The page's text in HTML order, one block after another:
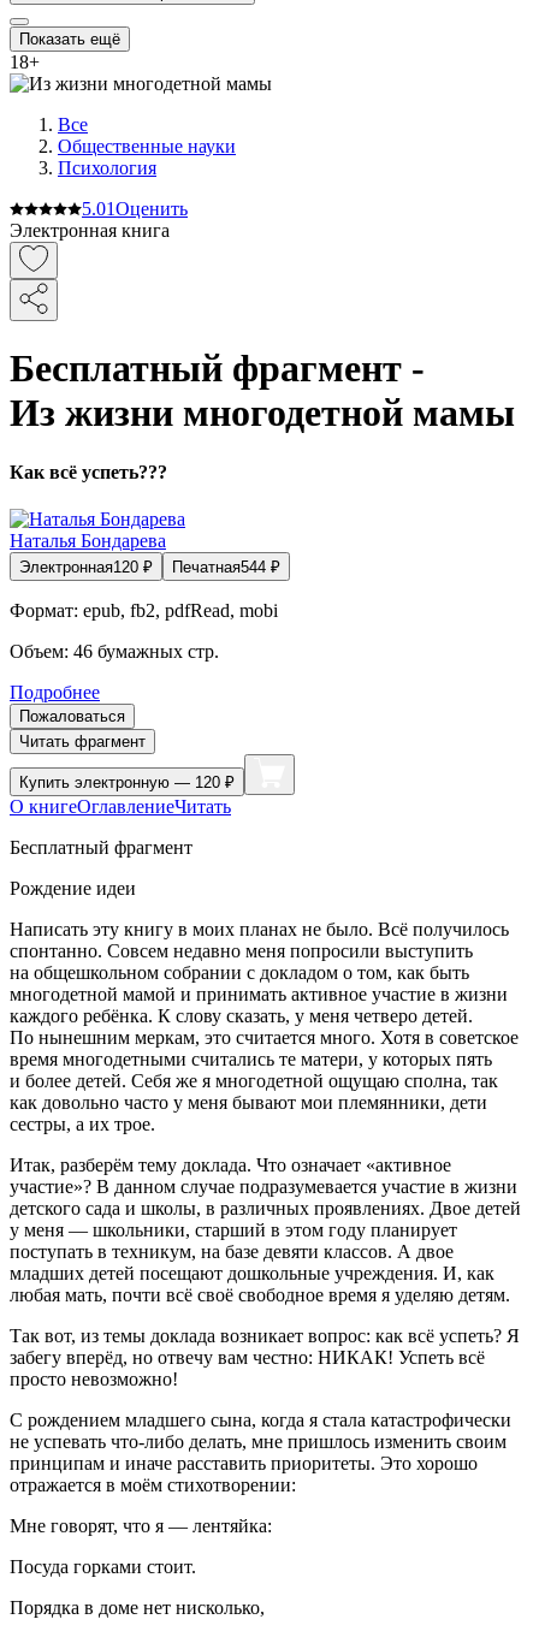
Показать ещё
18+
Все
Общественные науки
Психология
5.01Оценить
Электронная книга
Бесплатный фрагмент -
Из жизни многодетной мамы
Как всё успеть???
Наталья Бондарева
Электронная120 ₽ Печатная544 ₽
Формат: epub, fb2, pdfRead, mobi
Объем: 46 бумажных стр.
Подробнее
Пожаловаться
Читать фрагмент
Купить электронную — 120 ₽
О книгеОглавлениеЧитать
Бесплатный фрагмент
Рождение идеи
Написать эту книгу в моих планах не было. Всё получилось
спонтанно. Совсем недавно меня попросили выступить
на общешкольном собрании с докладом о том, как быть
многодетной мамой и принимать активное участие в жизни
каждого ребёнка. К слову сказать, у меня четверо детей.
По нынешним меркам, это считается много. Хотя в советское
время многодетными считались те матери, у которых пять
и более детей. Себя же я многодетной ощущаю сполна, так
как довольно часто у меня бывают мои племянники, дети
сестры, а их трое.
Итак, разберём тему доклада. Что означает «активное
участие»? В данном случае подразумевается участие в жизни
детского сада и школы, в различных проявлениях. Двое детей
у меня — школьники, старший в этом году планирует
поступать в техникум, на базе девяти классов. А двое
младших детей посещают дошкольные учреждения. И, как
любая мать, почти всё своё свободное время я уделяю детям.
Так вот, из темы доклада возникает вопрос: как всё успеть? Я
забегу вперёд, но отвечу вам честно: НИКАК! Успеть всё
просто невозможно!
С рождением младшего сына, когда я стала катастрофически
не успевать что-либо делать, мне пришлось изменить своим
принципам и иначе расставить приоритеты. Это хорошо
отражается в моём стихотворении:
Мне говорят, что я — лентяйка:
Посуда горками стоит.
Порядка в доме нет нисколько,